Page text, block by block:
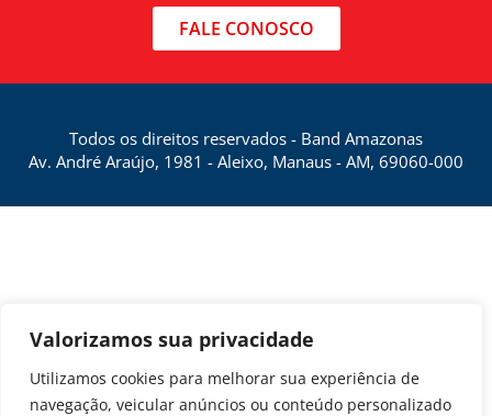
Valorizamos sua privacidade
Utilizamos cookies para melhorar sua experiência de
navegação, veicular anúncios ou conteúdo personalizado
FALE CONOSCO
Todos os direitos reservados - Band Amazonas
Av. André Araújo, 1981 - Aleixo, Manaus - AM, 69060-000